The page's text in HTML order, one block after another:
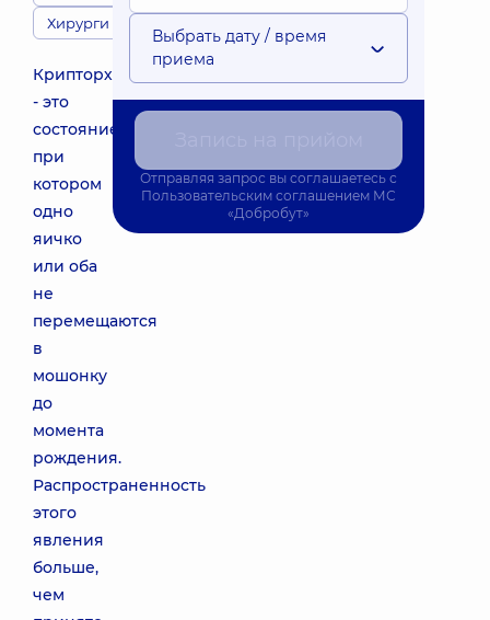
Хирурги
Крипторхизм
- это
состояние,
при
котором
одно
яичко
или оба
не
перемещаются
в
мошонку
до
момента
рождения.
Распространенность
этого
явления
больше,
чем
Выбрать дату / время
приема
Отправляя запрос вы соглашаетесь с
Пользовательским соглашением МС
«Добробут»